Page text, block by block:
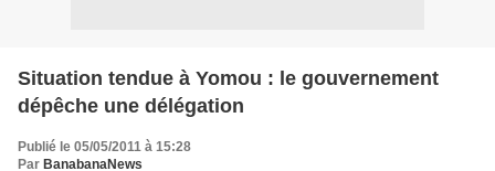
Situation tendue à Yomou : le gouvernement
dépêche une délégation
Publié le 05/05/2011 à 15:28
Par BanabanaNews